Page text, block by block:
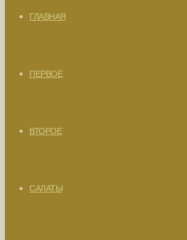
ГЛАВНАЯ
ПЕРВОЕ
ВТОРОЕ
САЛАТЫ